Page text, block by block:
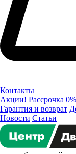
Контакты
Акции! Рассрочка 0%
Гарантия и возврат
Новости Статьи